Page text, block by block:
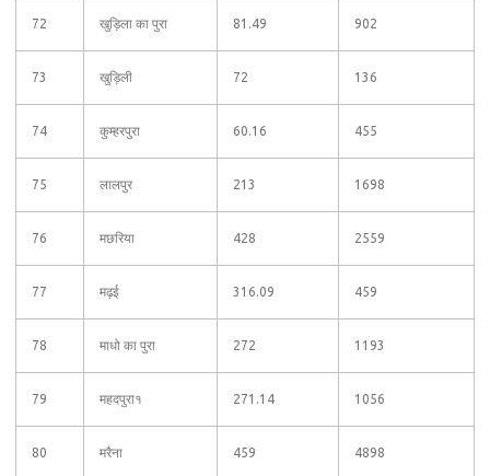
72 खुड़िला का पुरा 81.49 902
73 खुड़िली 72 136
74 कुम्हरपुरा 60.16 455
75 लालपुर 213 1698
76 मछरिया 428 2559
77 मढ़ई 316.09 459
78 माधो का पुरा 272 1193
79 महदपुरा१ 271.14 1056
80 मरैना 459 4898